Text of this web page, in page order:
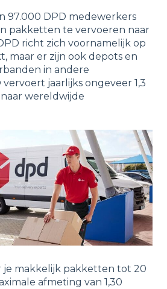
97.000 DPD medewerkers
pakketten te vervoeren naar
richt zich voornamelijk op
maar er zijn ook depots en
in andere
jaarlijks ongeveer 1,3
wereldwijde
je makkelijk pakketten tot 20
afmeting van 1,30